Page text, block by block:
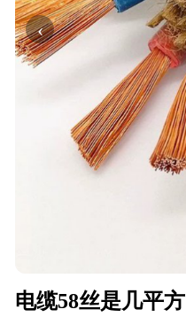
‹
电缆58丝是几平方